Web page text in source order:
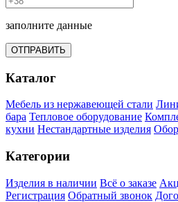
заполните данные
ОТПРАВИТЬ
Каталог
Мебель из нержавеющей стали
бара Тепловое оборудование
кухни Нестандартные изделия
Категории
Изделия в наличии Всё о заказе
Регистрация Обратный звонок